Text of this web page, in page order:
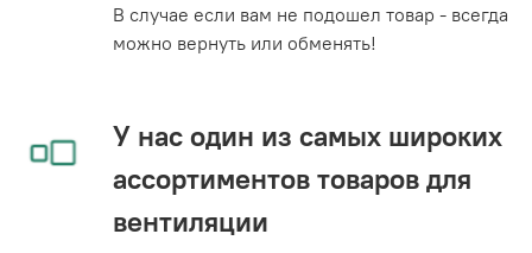
В случае если вам не подошел товар - всегда
можно вернуть или обменять!
У нас один из самых широких
ассортиментов товаров для
вентиляции